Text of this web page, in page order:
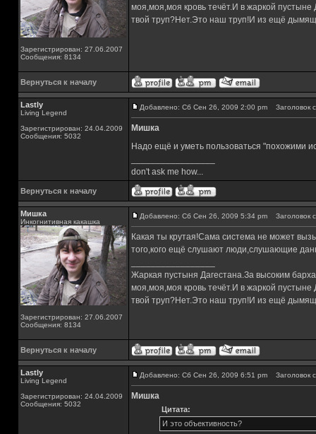
Зарегистрирован: 27.06.2007
Сообщения: 8134
моя,моя,моя кровь течёт.И в жаркой
твой труп?Нет.Это наш труп!И из ещё
Вернуться к началу
Lastly
Living Legend
Зарегистрирован: 24.04.2009
Сообщения: 5032
Добавлено: Сб Сен 26, 2009 2:00 pm Заголовок
Мишка
Надо ещё и уметь пользоваться "похожими
don't ask me how...
Вернуться к началу
Мишка
Инкогнитивная какашка
Зарегистрирован: 27.06.2007
Сообщения: 8134
Добавлено: Сб Сен 26, 2009 5:34 pm Заголовок
Какая ты крутая!Сама система не может
того,кого ещё слушают люди,слушающие
Жаркая пустыня Дагестана.За высоким
моя,моя,моя кровь течёт.И в жаркой
твой труп?Нет.Это наш труп!И из ещё
Вернуться к началу
Lastly
Living Legend
Зарегистрирован: 24.04.2009
Сообщения: 5032
Добавлено: Сб Сен 26, 2009 6:51 pm Заголовок
Мишка
Цитата:
И это объективность?